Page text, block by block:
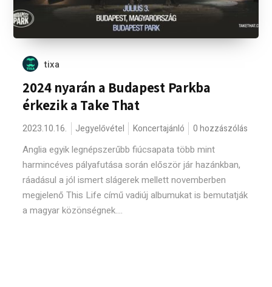
tixa
2024 nyarán a Budapest Parkba
érkezik a Take That
2023.10.16. Jegyelővétel Koncertajánló 0 hozzászólás
Anglia egyik legnépszerűbb fiúcsapata több mint
harmincéves pályafutása során először jár hazánkban,
ráadásul a jól ismert slágerek mellett novemberben
megjelenő This Life című vadiúj albumukat is bemutatják
a magyar közönségnek....